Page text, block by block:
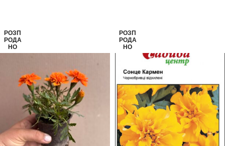
РОЗП
РОДА
НО
РОЗП
РОДА
НО